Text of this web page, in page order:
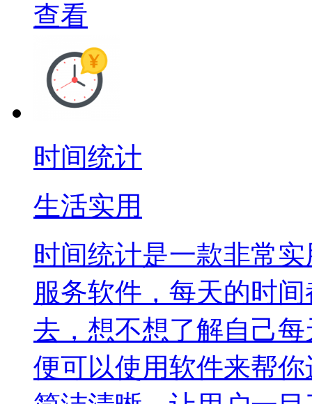
查看
时间统计
生活实用
时间统计是一款非常
服务软件，每天的时
去，想不想了解自己
便可以使用软件来帮